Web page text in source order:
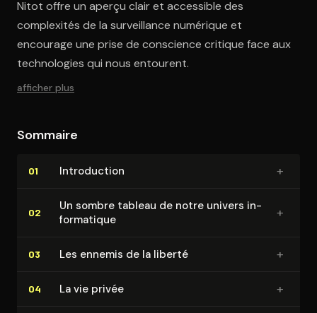
Nitot offre un aperçu clair et accessible des
complexités de la surveillance numérique et
encourage une prise de conscience critique face aux
technologies qui nous entourent.
afficher plus
Sommaire
01 In­tro­duc­tion +
02
Un sombre tableau de notre univers in­
for­ma­tique
+
03 Les ennemis de la liberté +
04 La vie privée +